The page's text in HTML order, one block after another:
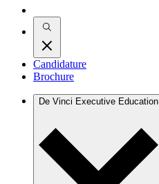
Candidature
Brochure
De Vinci Executive Education